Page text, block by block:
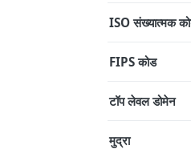
ISO संख्यात्मक
FIPS कोड
टॉप लेवल डोमेन
मुद्रा